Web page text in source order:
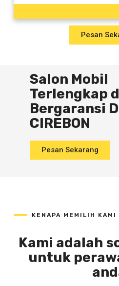
Pesan
Salon Mobil
Terlengkap
Bergaransi
CIREBON
Pesan Sekarang
KENAPA MEMILIH KAMI
Kami adalah
untuk